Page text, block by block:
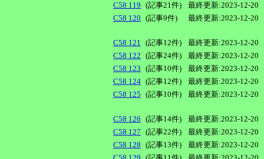
C58 119 (記事21件)
最終更新:2023-12-20
C58 120 (記事9件) 最終更新:2023-12-20
C58 121 (記事12件)
最終更新:2023-12-20
C58 122 (記事24件)
最終更新:2023-12-20
C58 123 (記事10件)
最終更新:2023-12-20
C58 124 (記事12件)
最終更新:2023-12-20
C58 125 (記事10件) 最終更新:2023-12-20
C58 126 (記事14件)
最終更新:2023-12-20
C58 127 (記事22件)
最終更新:2023-12-20
C58 128 (記事13件)
最終更新:2023-12-20